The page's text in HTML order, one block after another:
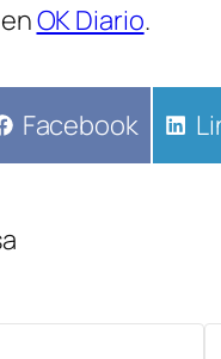
OK Diario.
Compartir
Facebook